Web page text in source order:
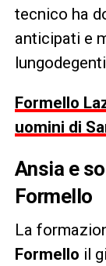
tecnico ha
anticipati e
Formello
uomini di
Ansia e
Formello
La
Formello il